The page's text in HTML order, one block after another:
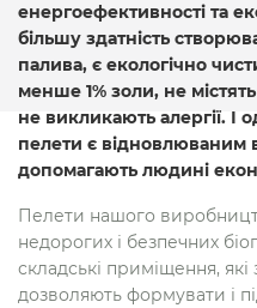
енергоефективності та
більшу здатність
палива, є екологічно
менше 1% золи, не
не викликають алергії. І
пелети є відновлюваним
допомагають людині
Пелети нашого
недорогих і безпечних
складські приміщення, які
дозволяють формувати і